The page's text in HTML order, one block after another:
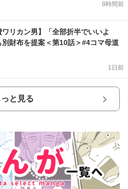
8時間前
ワリカン男】「全部折半でいいよ
財布を提案＜第10話＞#4コマ母道
1日前
っと見る